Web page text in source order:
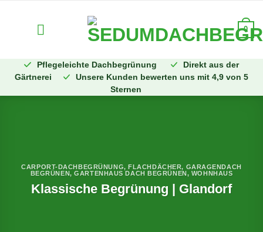
0
Pflegeleichte Dachbegrünung
Direkt aus der
Gärtnerei
Unsere Kunden bewerten uns mit 4,9 von 5
Sternen
CARPORT-DACHBEGRÜNUNG,FLACHDÄCHER, GARAGENDACH
BEGRÜNEN,GARTENHAUS DACH BEGRÜNEN, WOHNHAUS
Klassische Begrünung | Glandorf